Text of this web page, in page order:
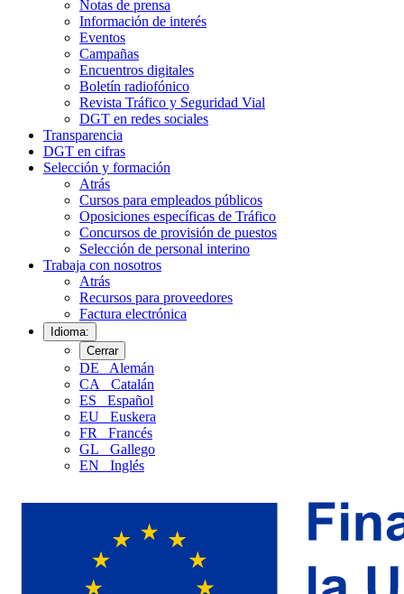
Notas de prensa
Información de interés
Eventos
Campañas
Encuentros digitales
Boletín radiofónico
Revista Tráfico y Seguridad Vial
DGT en redes sociales
Transparencia
DGT en cifras
Selección y formación
Atrás
Cursos para empleados públicos
Oposiciones específicas de Tráfico
Concursos de provisión de puestos
Selección de personal interino
Trabaja con nosotros
Atrás
Recursos para proveedores
Factura electrónica
Idioma:
Cerrar
DE
Alemán
CA
Catalán
ES
Español
EU
Euskera
FR
Francés
GL
Gallego
EN
Inglés